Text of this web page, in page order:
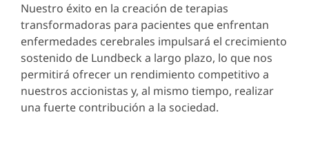
Nuestro éxito en la creación de terapias
transformadoras para pacientes que enfrentan
enfermedades cerebrales impulsará el crecimiento
sostenido de Lundbeck a largo plazo, lo que nos
permitirá ofrecer un rendimiento competitivo a
nuestros accionistas y, al mismo tiempo, realizar
una fuerte contribución a la sociedad.